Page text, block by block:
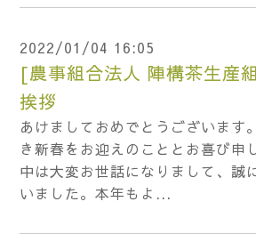
2022/01/04 16:05
[農事組合法人 陣構茶生産
挨拶
あけましておめでとうございます
き新春をお迎えのこととお喜び申
中は大変お世話になりまして、誠
いました。本年もよ...